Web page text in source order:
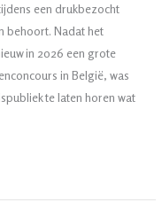
een drukbezocht
behoort. Nadat het
in 2026 een grote
in België, was
te laten horen wat